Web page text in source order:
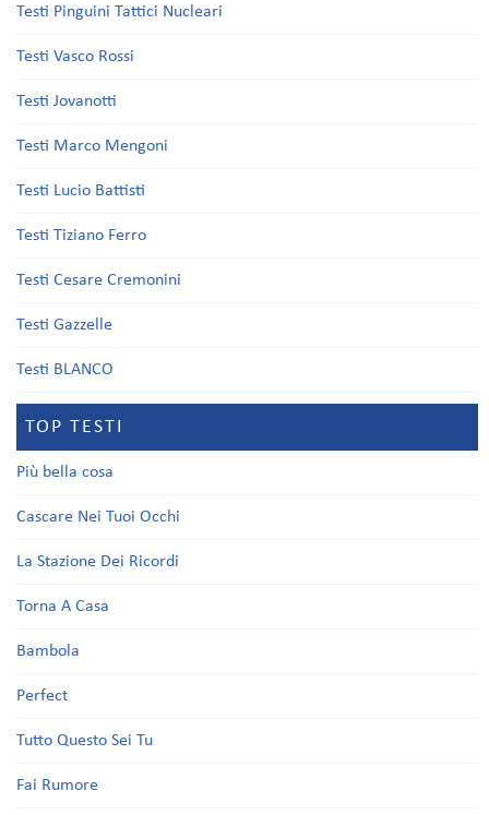
Testi Pinguini Tattici Nucleari
Testi Vasco Rossi
Testi Jovanotti
Testi Marco Mengoni
Testi Lucio Battisti
Testi Tiziano Ferro
Testi Cesare Cremonini
Testi Gazzelle
Testi BLANCO
TOP TESTI
Più bella cosa
Cascare Nei Tuoi Occhi
La Stazione Dei Ricordi
Torna A Casa
Bambola
Perfect
Tutto Questo Sei Tu
Fai Rumore